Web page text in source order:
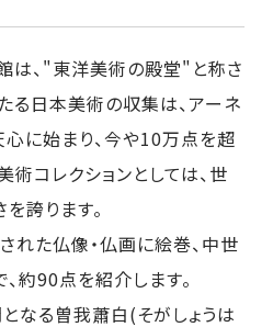
は、"東洋美術の殿堂"と称さ
る日本美術の収集は、アーネ
心に始まり、今や10万点を超
術コレクションとしては、世
誇ります。
れた仏像・仏画に絵巻、中世
約90点を紹介します。
なる曽我蕭白(そがしょうは